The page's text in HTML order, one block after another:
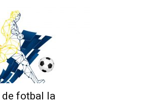
fotbal la